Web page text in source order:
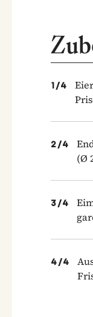
1/4
2/4
(Ø
3/4
4/4